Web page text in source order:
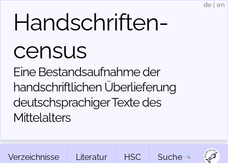
Handschriften­
census
Eine Bestandsaufnahme der
handschriftlichen Über­lieferung
deutschsprachiger Texte des
Mittelalters
de en
Verzeichnisse Literatur HSC Suche